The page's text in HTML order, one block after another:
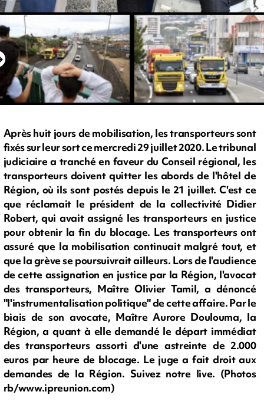
Après huit jours de mobilisation, les transporteurs sont
fixés sur leur sort ce mercredi 29 juillet 2020. Le tribunal
judiciaire a tranché en faveur du Conseil régional, les
transporteurs doivent quitter les abords de l'hôtel de
Région, où ils sont postés depuis le 21 juillet. C'est ce
que réclamait le président de la collectivité Didier
Robert, qui avait assigné les transporteurs en justice
pour obtenir la fin du blocage. Les transporteurs ont
assuré que la mobilisation continuait malgré tout, et
que la grève se poursuivrait ailleurs. Lors de l'audience
de cette assignation en justice par la Région, l'avocat
des transporteurs, Maître Olivier Tamil, a dénoncé
"l'instrumentalisation politique" de cette affaire. Par le
biais de son avocate, Maître Aurore Doulouma, la
Région, a quant à elle demandé le départ immédiat
des transporteurs assorti d'une astreinte de 2.000
euros par heure de blocage. Le juge a fait droit aux
demandes de la Région. Suivez notre live. (Photos
rb/www.ipreunion.com)